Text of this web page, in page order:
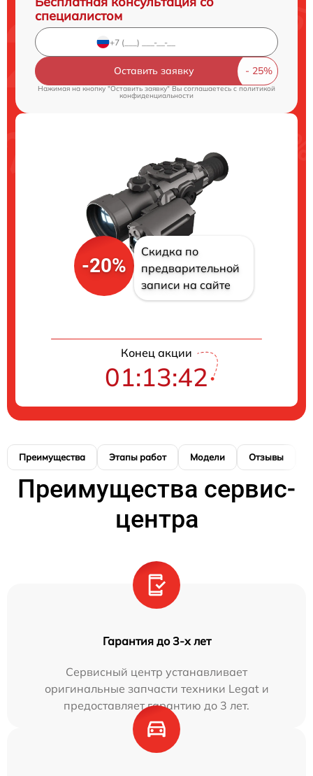
специалистом
Оставить заявку
Нажимая на кнопку "Оставить заявку" Вы соглашаетесь c политикой
конфиденциальности
-20%
Скидка по
предварительной
записи на сайте
Конец акции
01:13:41
Преимущества Этапы работ Модели Отзывы
Преимущества сервис-
центра
Гарантия до 3-х лет
Сервисный центр устанавливает
оригинальные запчасти техники Legat и
предоставляет гарантию до 3 лет.